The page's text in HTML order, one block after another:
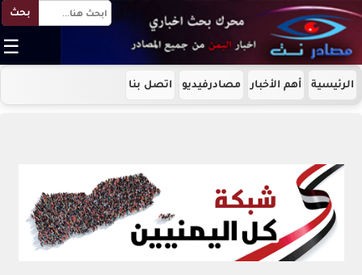
بحث
☰
الرئيسية أهم الأخبار مصادرفيديو اتصل بنا